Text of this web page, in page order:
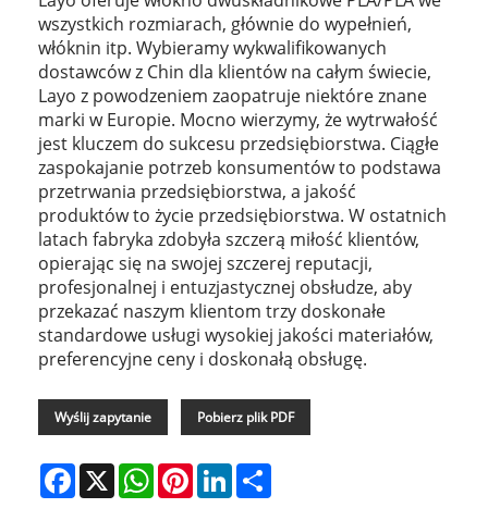
wszystkich rozmiarach, głównie do wypełnień,
włóknin itp. Wybieramy wykwalifikowanych
dostawców z Chin dla klientów na całym świecie,
Layo z powodzeniem zaopatruje niektóre znane
marki w Europie. Mocno wierzymy, że wytrwałość
jest kluczem do sukcesu przedsiębiorstwa. Ciągłe
zaspokajanie potrzeb konsumentów to podstawa
przetrwania przedsiębiorstwa, a jakość
produktów to życie przedsiębiorstwa. W ostatnich
latach fabryka zdobyła szczerą miłość klientów,
opierając się na swojej szczerej reputacji,
profesjonalnej i entuzjastycznej obsłudze, aby
przekazać naszym klientom trzy doskonałe
standardowe usługi wysokiej jakości materiałów,
preferencyjne ceny i doskonałą obsługę.
Wyślij zapytanie Pobierz plik PDF
Facebook
X WhatsAppPinterestLinkedIn